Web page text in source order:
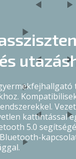
kattintással
5.0